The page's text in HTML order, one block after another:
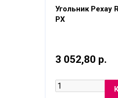
Угольник Рехау
PX
3 052,80 р.